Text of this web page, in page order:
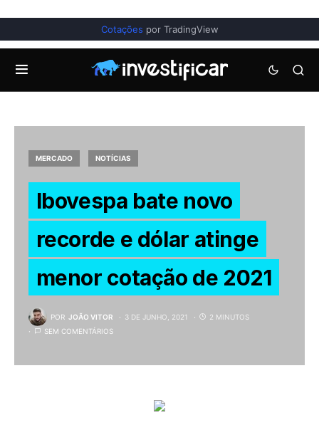
Cotações por TradingView
MERCADO NOTÍCIAS
Ibovespa bate novo
recorde e dólar atinge
menor cotação de 2021
POR JOÃO VITOR 3 DE JUNHO, 2021
2 MINUTOS
SEM COMENTÁRIOS